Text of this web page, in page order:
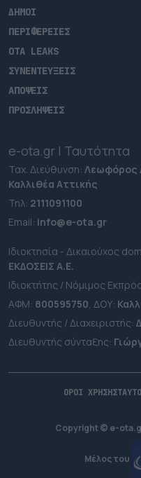
ΔΗΜΟΙ
ΠΕΡΙΦΕΡΕΙΕΣ
OTA LEAKS
ΣΥΝΕΝΤΕΥΞΕΙΣ
ΑΠΟΨΕΙΣ
ΠΡΟΣΛΗΨΕΙΣ
e-ota.gr | Ταυτότητα
Ταχ. Διεύθυνση: Λεωφόρος
Καλλιθέα Αττικής
Τηλ: 2111091100
Εmail: info@e-ota.gr
Ιδιοκτησία - Δικαιούχος
ΕΚΔΟΣΕΙΣ A.E.
Ιδιοκτήτης / Νόμιμος
ΑΦΜ: 800595750, ΔΟΥ:
Διευθυντής / Διαχειριστής:
Διευθυντής σύνταξης:
ΟΡΟΙ ΧΡΗΣΗΣ
Copyright © e-
Μέλος του